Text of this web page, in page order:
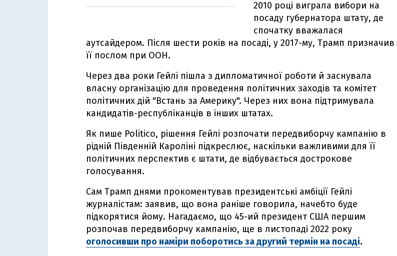
2010 році виграла вибори на
посаду губернатора штату, де
спочатку вважалася
аутсайдером. Після шести років на посаді, у 2017-му, Трамп призначив
її послом при ООН.
Через два роки Гейлі пішла з дипломатичної роботи й заснувала
власну організацію для проведення політичних заходів та комітет
політичних дій "Встань за Америку". Через них вона підтримувала
кандидатів-республіканців в інших штатах.
Як пише Politico, рішення Гейлі розпочати передвиборчу кампанію в
рідній Південній Кароліні підкреслює, наскільки важливими для її
політичних перспектив є штати, де відбувається дострокове
голосування.
Сам Трамп днями прокоментував президентські амбіції Гейлі
журналістам: заявив, що вона раніше говорила, начебто буде
підкорятися йому. Нагадаємо, що 45-ий президент США першим
розпочав передвиборчу кампанію, ще в листопаді 2022 року
оголосивши про наміри поборотись за другий термін на посаді.